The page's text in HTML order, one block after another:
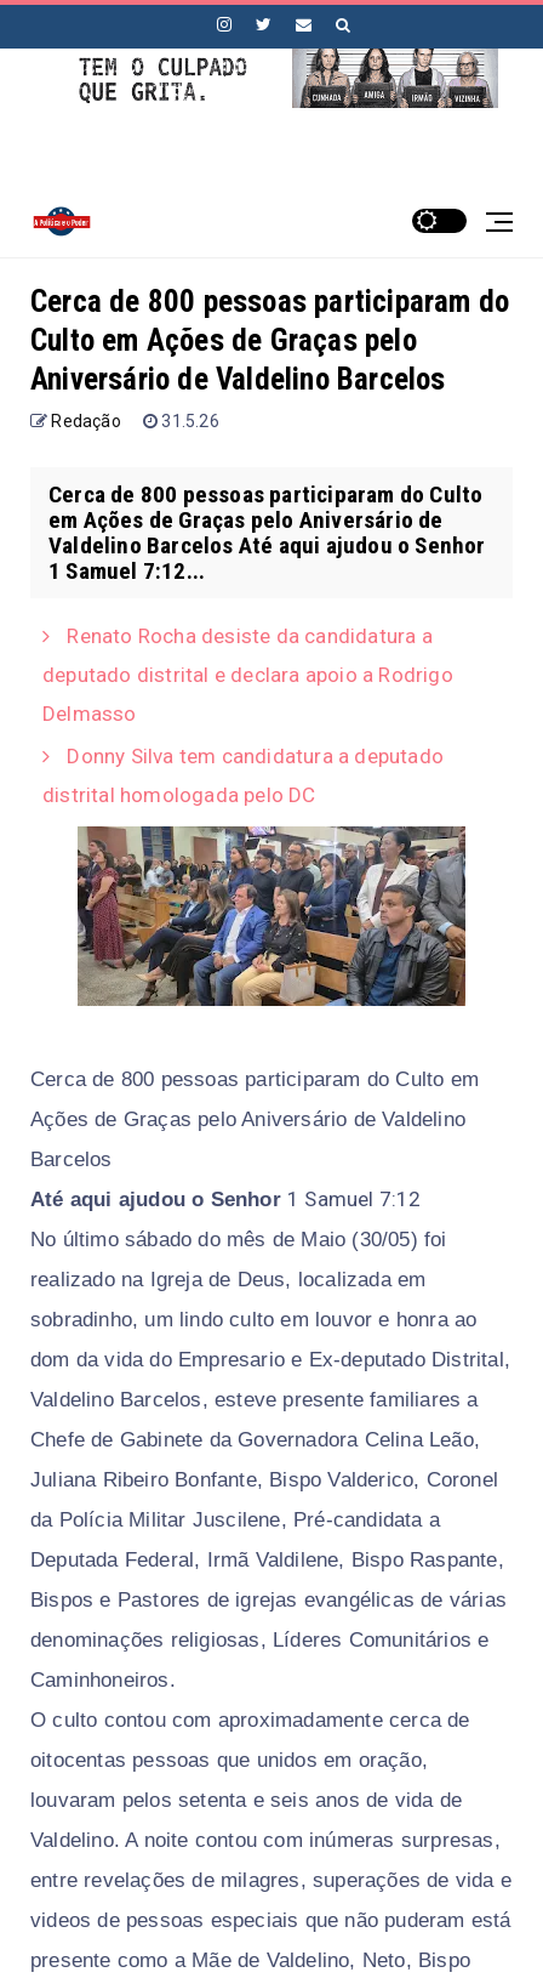
Cerca de 800 pessoas participaram do
Culto em Ações de Graças pelo
Aniversário de Valdelino Barcelos
Redação 31.5.26
Cerca de 800 pessoas participaram do Culto
em Ações de Graças pelo Aniversário de
Valdelino Barcelos Até aqui ajudou o Senhor
1 Samuel 7:12...
Renato Rocha desiste da candidatura a
deputado distrital e declara apoio a Rodrigo
Delmasso
Donny Silva tem candidatura a deputado
distrital homologada pelo DC
Cerca de 800 pessoas participaram do Culto em
Ações de Graças pelo Aniversário de Valdelino
Barcelos
Até aqui ajudou o Senhor 1 Samuel 7:12
No último sábado do mês de Maio (30/05) foi
realizado na Igreja de Deus, localizada em
sobradinho, um lindo culto em louvor e honra ao
dom da vida do Empresario e Ex-deputado Distrital,
Valdelino Barcelos, esteve presente familiares a
Chefe de Gabinete da Governadora Celina Leão,
Juliana Ribeiro Bonfante, Bispo Valderico, Coronel
da Polícia Militar Juscilene, Pré-candidata a
Deputada Federal, Irmã Valdilene, Bispo Raspante,
Bispos e Pastores de igrejas evangélicas de várias
denominações religiosas, Líderes Comunitários e
Caminhoneiros.
O culto contou com aproximadamente cerca de
oitocentas pessoas que unidos em oração,
louvaram pelos setenta e seis anos de vida de
Valdelino. A noite contou com inúmeras surpresas,
entre revelações de milagres, superações de vida e
videos de pessoas especiais que não puderam está
presente como a Mãe de Valdelino, Neto, Bispo